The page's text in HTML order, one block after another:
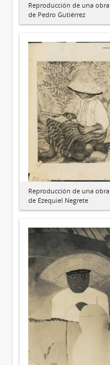
Reproducción de una obra
de Pedro Gutiérrez
Reproducción de una obra
de Ezequiel Negrete